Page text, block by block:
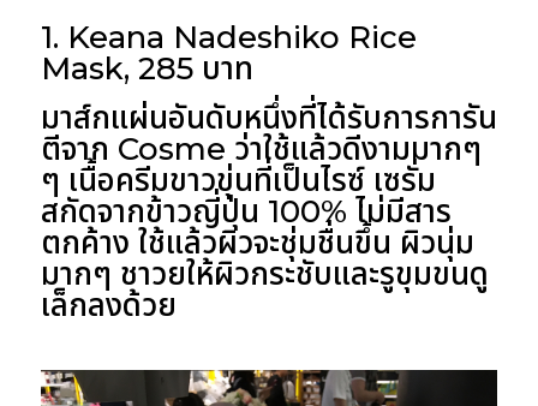
1. Keana Nadeshiko Rice
Mask, 285 บาท
มาส์กแผ่นอันดับหนึ่งที่ได้รับการการัน
ตีจาก Cosme ว่าใช้แล้วดีงามมากๆ
ๆ เนื้อครีมขาวขุ่นที่เป็นไรซ์ เซรั่ม
สกัดจากข้าวญี่ปุ่น 100% ไม่มีสาร
ตกค้าง ใช้แล้วผิวจะชุ่มชื่นขึ้น ผิวนุ่ม
มากๆ ชาวยให้ผิวกระชับและรูขุมขนดู
เล็กลงด้วย